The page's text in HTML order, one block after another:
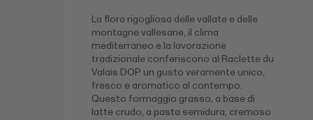
La flora rigogliosa delle vallate e delle
montagne vallesane, il clima
mediterraneo e la lavorazione
tradizionale conferiscono al Raclette du
Valais DOP un gusto veramente unico,
fresco e aromatico al contempo.
Questo formaggio grasso, a base di
latte crudo, a pasta semidura, cremoso